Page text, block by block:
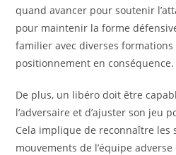
quand avancer pour soutenir
pour maintenir la forme
familier avec diverses
positionnement en conséquence.
De plus, un libéro doit être
l’adversaire et d’ajuster son jeu
Cela implique de reconnaître les
mouvements de l’équipe